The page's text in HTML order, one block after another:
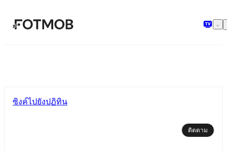
ข้ามไปยังเนื้อหาหลัก
ซิงค์ไปยังปฏิทิน
ติดตาม